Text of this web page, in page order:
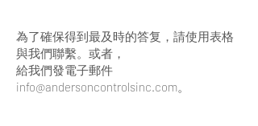
為了確保得到最及時的答复，請使用表格
與我們聯繫。或者，
給我們發電子郵件
info@andersoncontrolsinc.com。